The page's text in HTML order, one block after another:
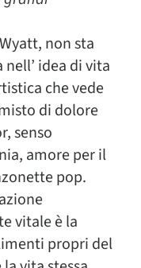
non sta
idea di vita
che vede
di dolore
senso
amore per il
pop.
vitale è la
propri del